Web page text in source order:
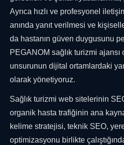
Ayrıca hızlı ve profesyonel
anında yanıt verilmesi ve
da hastanın güven duygusunu
PEGANOM sağlık turizmi
unsurunun dijital ortamlardaki
olarak yönetiyoruz.
Sağlık turizmi web sitelerinin
organik hasta trafiğinin ana
kelime stratejisi, teknik SEO,
optimizasyonu birlikte